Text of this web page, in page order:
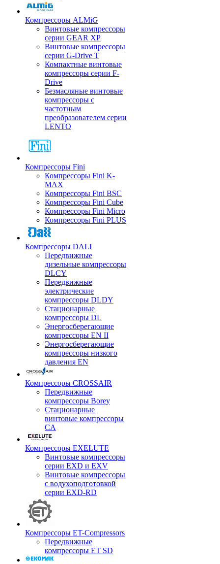
Компрессоры ALMiG
Винтовые компрессоры
серии GEAR XP
Винтовые компрессоры
серии G-Drive T
Компактные винтовые
компрессоры серии F-
Drive
Безмасляные винтовые
компрессоры с
частотным
преобразователем серии
LENTO
Компрессоры Fini
Компрессоры Fini K-
MAX
Компрессоры Fini BSC
Компрессоры Fini Cube
Компрессоры Fini Micro
Компрессоры Fini PLUS
Компрессоры DALI
Передвижные
дизельные компрессоры
DLCY
Передвижные
электрические
компрессоры DLDY
Стационарные
компрессоры DL
Энергосберегающие
компрессоры EN II
Энергосберегающие
компрессоры низкого
давления EN
Компрессоры CROSSAIR
Передвижные
компрессоры Borey
Стационарные
винтовые компрессоры
CA
Компрессоры EXELUTE
Винтовые компрессоры
серии EXD и EXV
Винтовые компрессоры
с водухоподготовкой
серии EXD-RD
Компрессоры ET-Compressors
Передвижные
компрессоры ET SD